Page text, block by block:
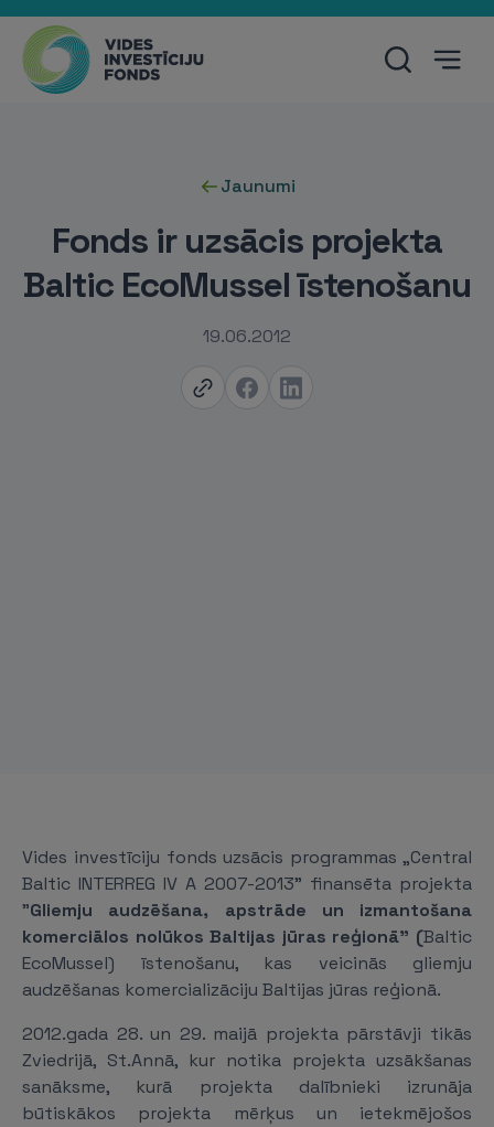
Jaunumi
Fonds ir uzsācis projekta
Baltic EcoMussel īstenošanu
19.06.2012
Vides investīciju fonds uzsācis programmas „Central
Baltic INTERREG IV A 2007-2013” finansēta projekta
"Gliemju audzēšana, apstrāde un izmantošana
komerciālos nolūkos Baltijas jūras reģionā" (Baltic
EcoMussel) īstenošanu, kas veicinās gliemju
audzēšanas komercializāciju Baltijas jūras reģionā.
2012.gada 28. un 29. maijā projekta pārstāvji tikās
Zviedrijā, St.Annā, kur notika projekta uzsākšanas
sanāksme, kurā projekta dalībnieki izrunāja
būtiskākos projekta mērķus un ietekmējošos